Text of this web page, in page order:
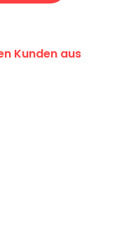
Kunden aus